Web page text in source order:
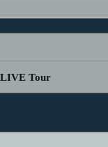
LIVE Tour